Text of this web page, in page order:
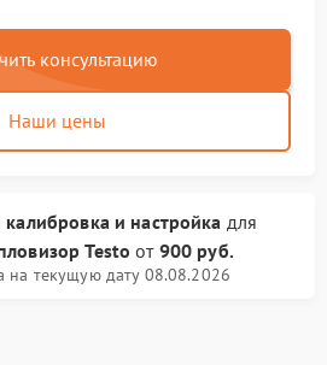
консультацию
Наши цены
калибровка и настройка для
Testo от 900 руб.
на текущую дату 08.08.2026